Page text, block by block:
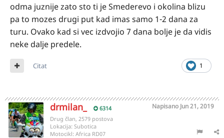
odma juznije zato sto ti je Smederevo i okolina blizu
pa to mozes drugi put kad imas samo 1-2 dana za
turu. Ovako kad si vec izdvojio 7 dana bolje je da vidis
neke dalje predele.
1
Citat
drmilan_ 6314 Napisano Jun 21, 2019
Drug član, 2579 postova
Lokacija: Subotica
Motocikl: Africa RD07